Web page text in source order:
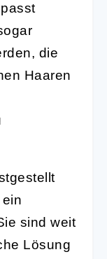
die
Haaren
sind weit
Lösung